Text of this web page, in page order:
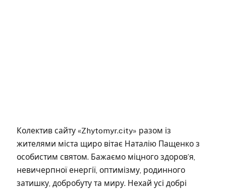
Колектив сайту «Zhytomyr.city» разом із
жителями міста щиро вітає Наталію Пащенко з
особистим святом. Бажаємо міцного здоров’я,
невичерпної енергії, оптимізму, родинного
затишку, добробуту та миру. Нехай усі добрі